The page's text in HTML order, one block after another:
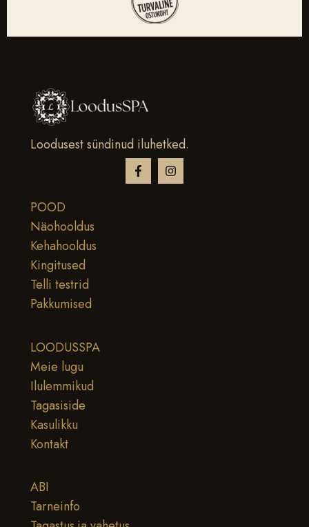
Loodusest sündinud iluhetked.
POOD
Näohooldus
Kehahooldus
Kingitused
Telli testrid
Pakkumised
LOODUSSPA
Meie lugu
Ilulemmikud
Tagasiside
Kasulikku
Kontakt
ABI
Tarneinfo